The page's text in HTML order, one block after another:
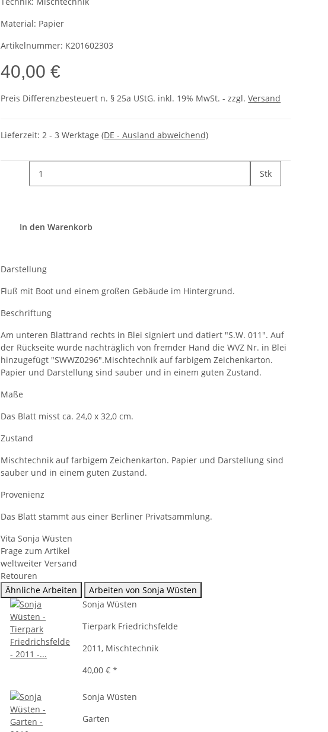
Material: Papier
Artikelnummer: K201602303
40,00 €
Preis Differenzbesteuert n. § 25a UStG. inkl. 19% MwSt. - zzgl.Versand
Lieferzeit:2 - 3 Werktage(DE - Ausland abweichend)
Stk
In den Warenkorb
Darstellung
Fluß mit Boot und einem großen Gebäude im Hintergrund.
Beschriftung
Am unteren Blattrand rechts in Blei signiert und datiert "S.W. 011". Auf
der Rückseite wurde nachträglich von fremder Hand die WVZ Nr. in Blei
hinzugefügt "SWWZ0296".Mischtechnik auf farbigem Zeichenkarton.
Papier und Darstellung sind sauber und in einem guten Zustand.
Maße
Das Blatt misst ca. 24,0 x 32,0 cm.
Zustand
Mischtechnik auf farbigem Zeichenkarton. Papier und Darstellung sind
sauber und in einem guten Zustand.
Provenienz
Das Blatt stammt aus einer Berliner Privatsammlung.
Vita Sonja Wüsten
Frage zum Artikel
weltweiter Versand
Retouren
Ähnliche Arbeiten
Arbeiten von Sonja Wüsten
Sonja Wüsten
Tierpark Friedrichsfelde
2011, Mischtechnik
40,00 €*
Sonja Wüsten
Garten